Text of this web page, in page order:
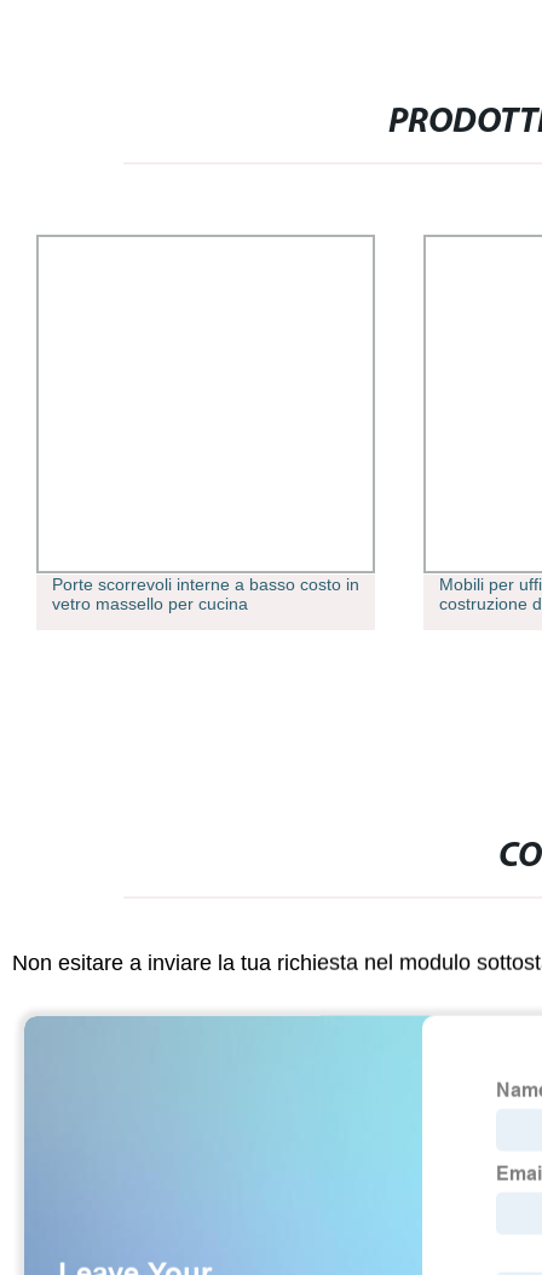
Porte scorrevoli interne a basso costo in
vetro massello per cucina
Mobili per
costruzione
Non esitare a inviare la tua richiesta nel modulo